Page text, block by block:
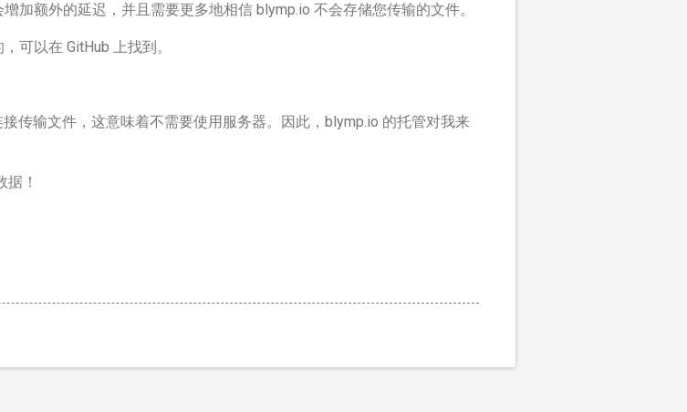
加额外的延迟，并且需要更多地相信 blymp.io 不会存储您传输的文件。
可以在 GitHub 上找到。
传输文件，这意味着不需要使用服务器。因此，blymp.io 的托管对我来
！